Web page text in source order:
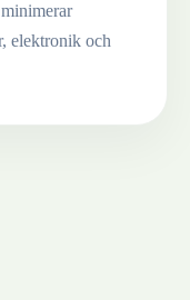
elektronik och